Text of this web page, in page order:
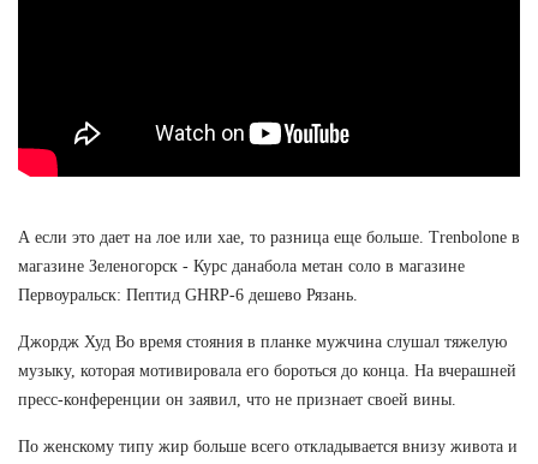
А если это дает на лое или хае, то разница еще больше. Trenbolone в
магазине Зеленогорск - Курс данабола метан соло в магазине
Первоуральск: Пептид GHRP-6 дешево Рязань.
Джордж Худ Во время стояния в планке мужчина слушал тяжелую
музыку, которая мотивировала его бороться до конца. На вчерашней
пресс-конференции он заявил, что не признает своей вины.
По женскому типу жир больше всего откладывается внизу живота и